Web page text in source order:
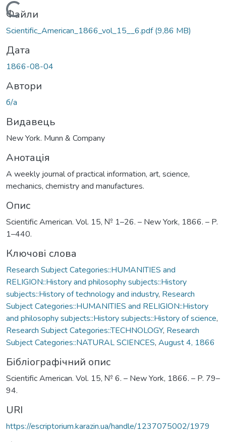
Вантажиться...
Файли
Scientific_American_1866_vol_15__6.pdf(9,86 MB)
Дата
1866-08-04
Автори
б/а
Видавець
New York. Munn & Company
Анотація
A weekly journal of practical information, art, science,
mechanics, chemistry and manufactures.
Опис
Scientific American. Vol. 15, № 1–26. – New York, 1866. – P.
1–440.
Ключові слова
Research Subject Categories::HUMANITIES and
RELIGION::History and philosophy subjects::History
subjects::History of technology and industry, Research
Subject Categories::HUMANITIES and RELIGION::History
and philosophy subjects::History subjects::History of science,
Research Subject Categories::TECHNOLOGY, Research
Subject Categories::NATURAL SCIENCES, August 4, 1866
Бібліографічний опис
Scientific American. Vol. 15, № 6. – New York, 1866. – P. 79–
94.
URI
https://escriptorium.karazin.ua/handle/1237075002/1979